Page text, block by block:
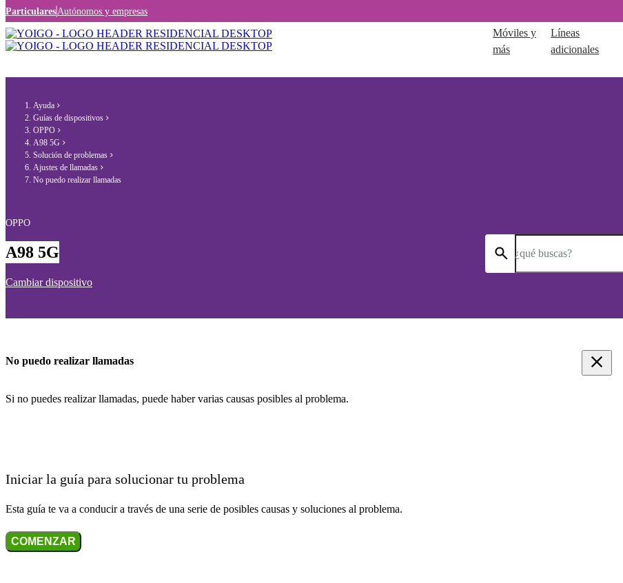
Particulares Autónomos y empresas
Móviles y
más
Líneas
adicionales
Ayuda
Guías de dispositivos
OPPO
A98 5G
Solución de problemas
Ajustes de llamadas
No puedo realizar llamadas
OPPO
A98 5G
Cambiar dispositivo
¿qué buscas?
No puedo realizar llamadas
Si no puedes realizar llamadas, puede haber varias causas posibles al problema.
Iniciar la guía para solucionar tu problema
Esta guía te va a conducir a través de una serie de posibles causas y soluciones al problema.
COMENZAR